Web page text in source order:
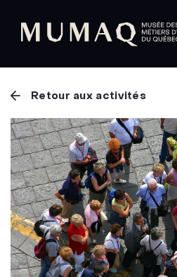
Retour aux activités